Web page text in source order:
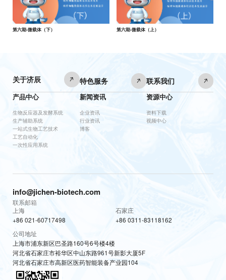
第六期-微载体（下） 第六期-微载体（上）
关于济辰 特色服务
联系我们
产品中心
生物反应器及发酵系统
生产辅助系统
一站式生物工艺技术
工艺自动化
一次性应用系统
新闻资讯
企业资讯
行业资讯
博客
资源中心
资料下载
视频中心
info@jichen-biotech.com
联系邮箱
上海
+86 021-60717498
石家庄
+86 0311-83118162
公司地址
上海市浦东新区巴圣路160号6号楼4楼
河北省石家庄市裕华区中山东路961号新影大厦5F
河北省石家庄市高新区医药智能装备产业园104